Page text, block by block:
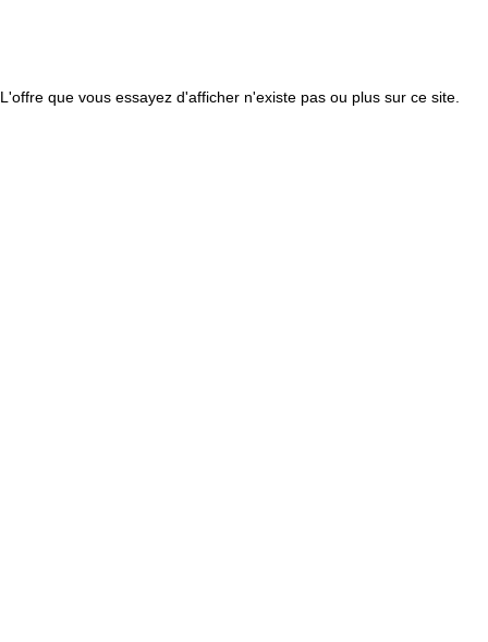
L'offre que vous essayez d'afficher n'existe pas ou plus sur ce site.